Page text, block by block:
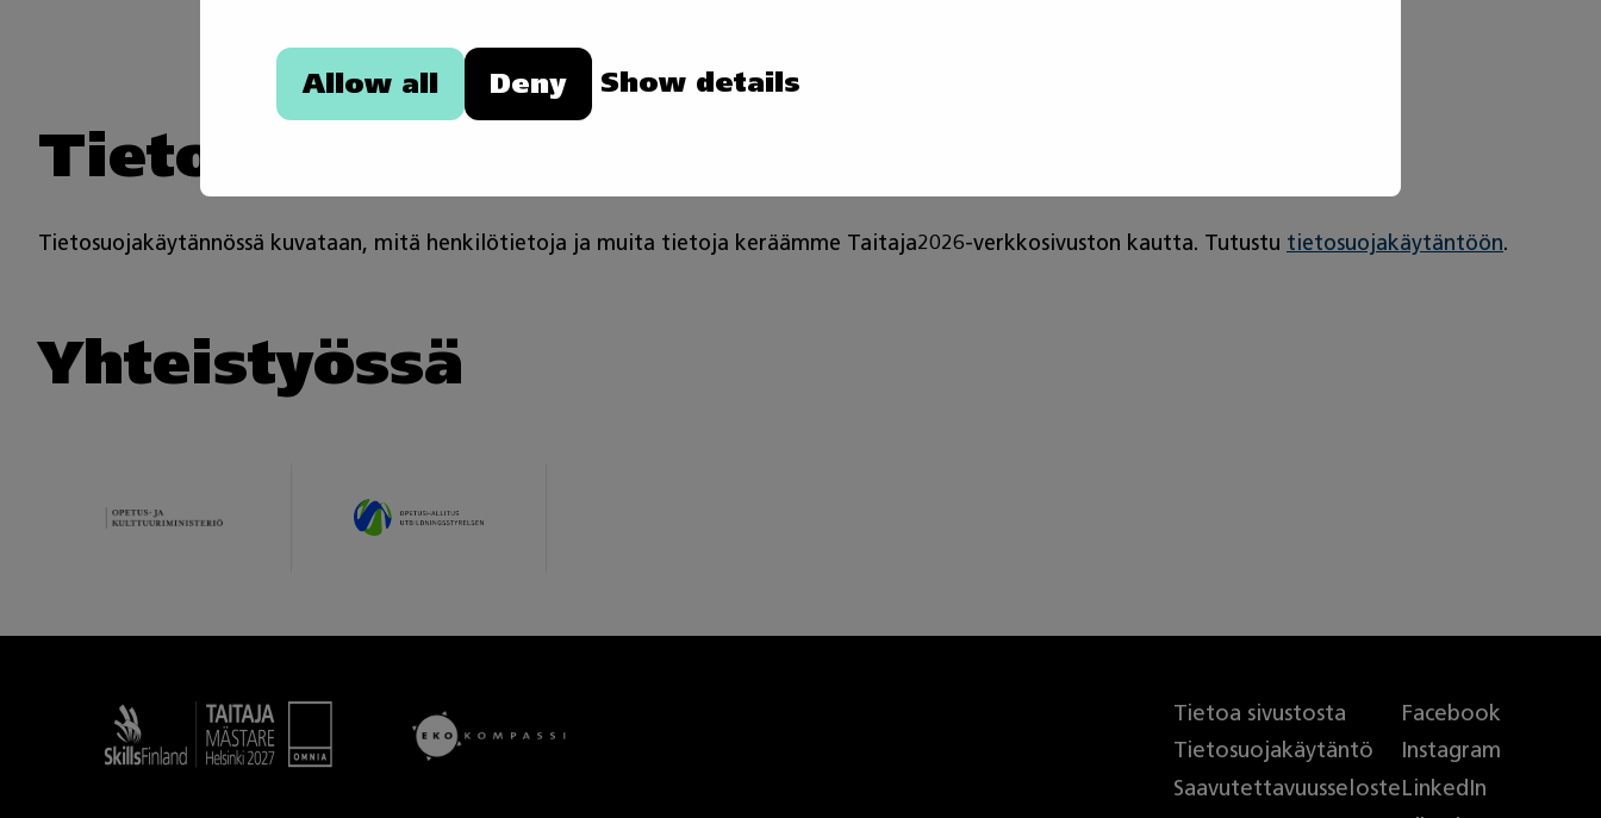
Allow all Deny Show details
Tietosuojakäytäntö
Tietosuojakäytännössä kuvataan, mitä henkilötietoja ja muita tietoja keräämme Taitaja2026-verkkosivuston kautta. Tutustu tietosuojakäytäntöön.
Yhteistyössä
Taitaja
Tietoa sivustosta
Tietosuojakäytäntö
Saavutettavuusseloste
Facebook
Instagram
LinkedIn